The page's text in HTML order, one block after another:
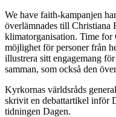
We have faith-kampanjen
överlämnades till Christiana
klimatorganisation. Time for
möjlighet för personer från
illustrera sitt engagemang
samman, som också den
Kyrkornas världsråds
skrivit en debattartikel inför
tidningen Dagen.